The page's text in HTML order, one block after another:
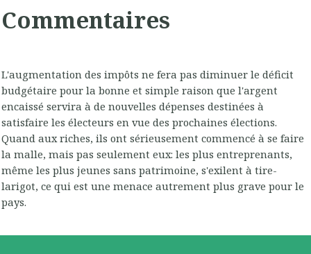
Commentaires
L'augmentation des impôts ne fera pas diminuer le déficit
budgétaire pour la bonne et simple raison que l'argent
encaissé servira à de nouvelles dépenses destinées à
satisfaire les électeurs en vue des prochaines élections.
Quand aux riches, ils ont sérieusement commencé à se faire
la malle, mais pas seulement eux: les plus entreprenants,
même les plus jeunes sans patrimoine, s'exilent à tire-
larigot, ce qui est une menace autrement plus grave pour le
pays.